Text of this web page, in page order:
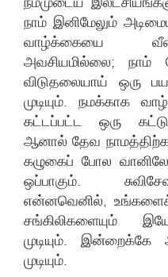
நாம் இனிமேலும்
வாழ்க்கையை
அவசியமில்லை; நாம்
விடுதலையாய் ஒரு
முடியும். நமக்காக
கட்டப்பட்ட ஒரு
ஆனால் தேவ
கழுகைப் போல வானிலே
ஒப்பாகும்.
என்னவெனில், உங்களைக்
சங்கிலிகளையும்
முடியும்.
முடியும்.